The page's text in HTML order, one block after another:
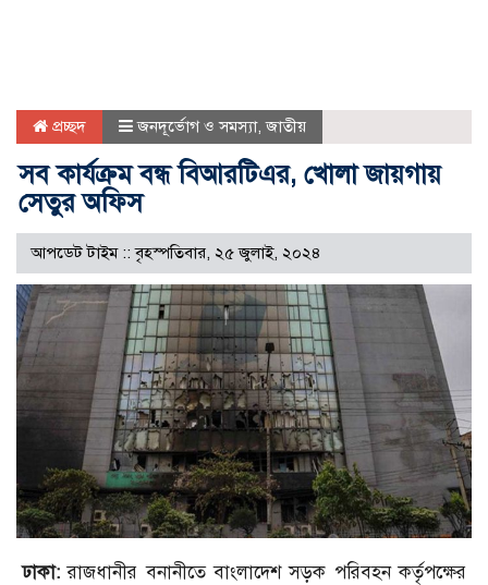
প্রচ্ছদ জনদূর্ভোগ ও সমস্যা,জাতীয়
সব কার্যক্রম বন্ধ বিআরটিএর, খোলা জায়গায়
সেতুর অফিস
আপডেট টাইম :: বৃহস্পতিবার, ২৫ জুলাই, ২০২৪
ঢাকা: রাজধানীর বনানীতে বাংলাদেশ সড়ক পরিবহন কর্তৃপক্ষের